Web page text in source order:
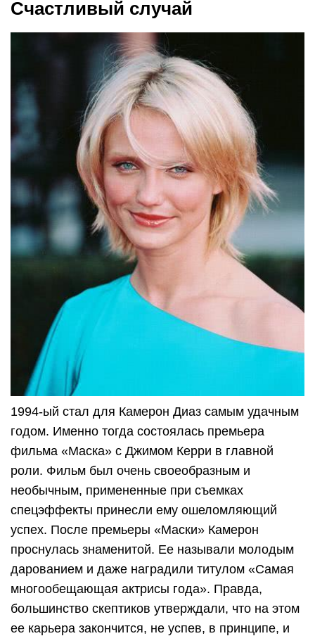
Счастливый случай
1994-ый стал для Камерон Диаз самым удачным
годом. Именно тогда состоялась премьера
фильма «Маска» с Джимом Керри в главной
роли. Фильм был очень своеобразным и
необычным, примененные при съемках
спецэффекты принесли ему ошеломляющий
успех. После премьеры «Маски» Камерон
проснулась знаменитой. Ее называли молодым
дарованием и даже наградили титулом «Самая
многообещающая актрисы года». Правда,
большинство скептиков утверждали, что на этом
ее карьера закончится, не успев, в принципе, и